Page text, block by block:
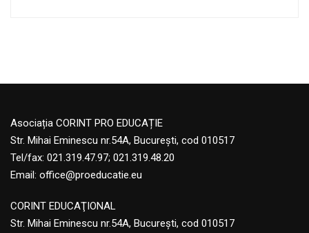
Asociația CORINT PRO EDUCAȚIE
Str. Mihai Eminescu nr.54A, București, cod 010517
Tel/fax: 021.319.47.97; 021.319.48.20
Email: office@proeducatie.eu
CORINT EDUCAŢIONAL
Str. Mihai Eminescu nr.54A, Bucureşti, cod 010517